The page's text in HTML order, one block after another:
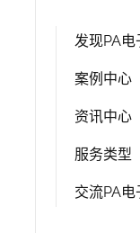
发现PA电
案例中心
资讯中心
服务类型
交流PA电